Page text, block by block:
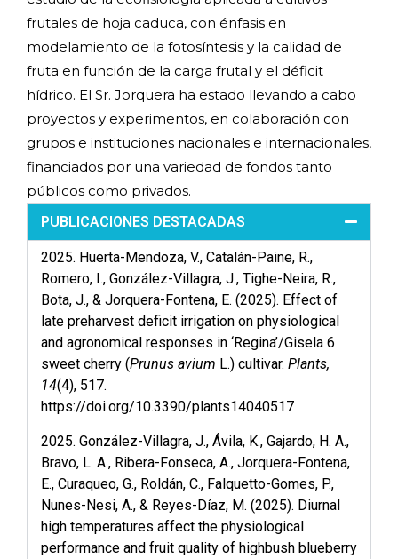
frutales de hoja caduca, con énfasis en
modelamiento de la fotosíntesis y la calidad de
fruta en función de la carga frutal y el déficit
hídrico. El Sr. Jorquera ha estado llevando a cabo
proyectos y experimentos, en colaboración con
grupos e instituciones nacionales e internacionales,
financiados por una variedad de fondos tanto
públicos como privados.
PUBLICACIONES DESTACADAS
2025. Huerta-Mendoza, V., Catalán-Paine, R.,
Romero, I., González-Villagra, J., Tighe-Neira, R.,
Bota, J., & Jorquera-Fontena, E. (2025). Effect of
late preharvest deficit irrigation on physiological
and agronomical responses in ‘Regina’/Gisela 6
sweet cherry (Prunus avium L.) cultivar. Plants,
14(4), 517.
https://doi.org/10.3390/plants14040517
2025. González-Villagra, J., Ávila, K., Gajardo, H. A.,
Bravo, L. A., Ribera-Fonseca, A., Jorquera-Fontena,
E., Curaqueo, G., Roldán, C., Falquetto-Gomes, P.,
Nunes-Nesi, A., & Reyes-Díaz, M. (2025). Diurnal
high temperatures affect the physiological
performance and fruit quality of highbush blueberry